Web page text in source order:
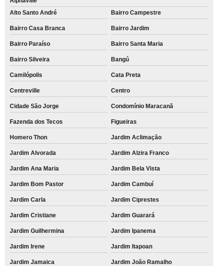
Alto Santo André
Bairro Campestre
Bairro Casa Branca Bairro Jardim
Bairro Paraíso Bairro Santa Maria
Bairro Silveira Bangú
Camilópolis Cata Preta
Centreville Centro
Cidade São Jorge Condomínio Maracanã
Fazenda dos Tecos Figueiras
Homero Thon Jardim Aclimação
Jardim Alvorada Jardim Alzira Franco
Jardim Ana Maria Jardim Bela Vista
Jardim Bom Pastor Jardim Cambuí
Jardim Carla Jardim Ciprestes
Jardim Cristiane Jardim Guarará
Jardim Guilhermina Jardim Ipanema
Jardim Irene Jardim Itapoan
Jardim Jamaica Jardim João Ramalho